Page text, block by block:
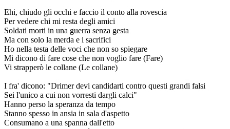
Ehi, chiudo gli occhi e faccio il conto alla rovescia
Per vedere chi mi resta degli amici
Soldati morti in una guerra senza gesta
Ma con solo la merda e i sacrifici
Ho nella testa delle voci che non so spiegare
Mi dicono di fare cose che non voglio fare (Fare)
Vi strapperò le collane (Le collane)
I fra' dicono: "Drimer devi candidarti contro questi grandi falsi
Sei l'unico a cui non vorresti dargli calci"
Hanno perso la speranza da tempo
Stanno spesso in ansia in sala d'aspetto
Consumano a una spanna dall'etto